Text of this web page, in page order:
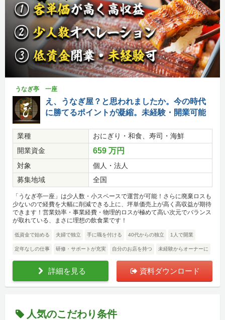
うなぎ亭 一座
え、うなぎ屋？と思われましたか。今の時代
に勝てるポイントが凝縮。未経験・開業可能
業種
おにぎり・和食、寿司・海鮮
開業資金
659 万円
対象
個人・法人
募集地域
全国
「うなぎ亭一座」は少人数・小スペースで運営が可能！さらに廃棄ロスも
少ないので経費を大幅に削減できる上に、坪単価売上が高く高収益が期待
できます！営業効率・事業経費・物理的ロスが極めて高い次元でバランス
が取れている、まさに理想の飲食業です！
低資金で始める 夫婦で独立 手に職を付ける 40代からの独立 1人で開業
定年なしの仕事 研修・サポートが充実 自分のお店を持つ 未経験からオーナーに
詳細を見る 資料ダウンロード
人気のこだわり条件